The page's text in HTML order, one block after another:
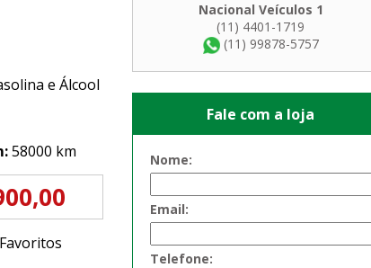
e Álcool
58000 km
Nacional Veículos 1
(11) 4401-1719
(11) 99878-5757
Fale com a loja
Nome:
Email:
Telefone: